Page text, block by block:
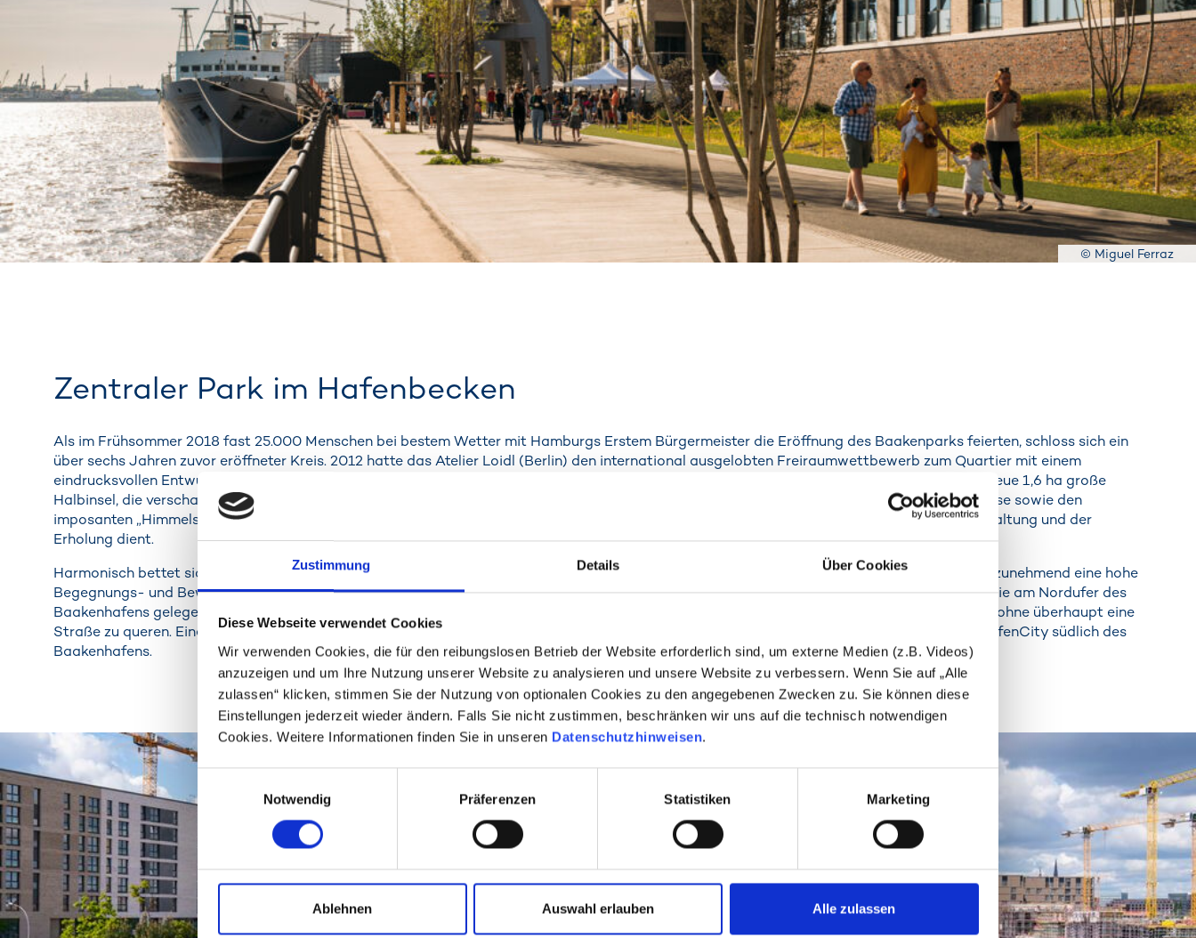
Zustimmung Details Über Cookies
Diese Webseite verwendet Cookies
Wir verwenden Cookies, die für den reibungslosen Betrieb der Website erforderlich sind, um externe Medien (z.B. Videos)
anzuzeigen und um Ihre Nutzung unserer Website zu analysieren und unsere Website zu verbessern. Wenn Sie auf „Alle
zulassen“ klicken, stimmen Sie der Nutzung von optionalen Cookies zu den angegebenen Zwecken zu. Sie können diese
Einstellungen jederzeit wieder ändern. Falls Sie nicht zustimmen, beschränken wir uns auf die technisch notwendigen
Cookies. Weitere Informationen finden Sie in unseren Datenschutzhinweisen.
Notwendig
Präferenzen Statistiken Marketing
Ablehnen Auswahl erlauben Alle zulassen
© Miguel Ferraz
Zentraler Park im Hafenbecken
Als im Frühsommer 2018 fast 25.000 Menschen bei bestem Wetter mit Hamburgs Erstem Bürgermeister die Eröffnung des Baakenparks feierten, schloss sich ein
über sechs Jahren zuvor eröffneter Kreis. 2012 hatte das Atelier Loidl (Berlin) den international ausgelobten Freiraumwettbewerb zum Quartier mit einem
eindrucksvollen Entwurf klar für sich entschieden. Das Landschaftsarchitekturbüro pflanzte kurzerhand in die Mitte des Hafenbeckens eine neue 1,6 ha große
Halbinsel, die verschachtelt und über mehrere Ebenen genügend Raum für einen ganz besonderen Spielplatz, Fußballflächen, Bäume und Wiese sowie den
imposanten „Himmelsberg“ bietet. Sie legten damit den planerischen Grundstein für einen grünen Begegnungsort, der gleichzeitig der Unterhaltung und der
Erholung dient.
Harmonisch bettet sich der Baakenpark in das Wasser zwischen den beiden Landzungen, deren Promenaden zur Elbe und zum Baakenhafen zunehmend eine hohe
Begegnungs- und Bewegungsqualität bieten. Schon seit Herbst 2017 ist es möglich, direkt vom Baakenpark über eine Fußwegebrücke über die am Nordufer des
Baakenhafens gelegene Promenade Versmannkai ins Quartier Am Lohsepark, ins Elbtorquartier, ja sogar bis hin zur Ericusspitze zu flanieren, ohne überhaupt eine
Straße zu queren. Eine weitere wichtige Quartiersachse ist die Baakenhafenbrücke. Sie sichert die verkehrliche Erschließung der östlichen HafenCity südlich des
Baakenhafens.